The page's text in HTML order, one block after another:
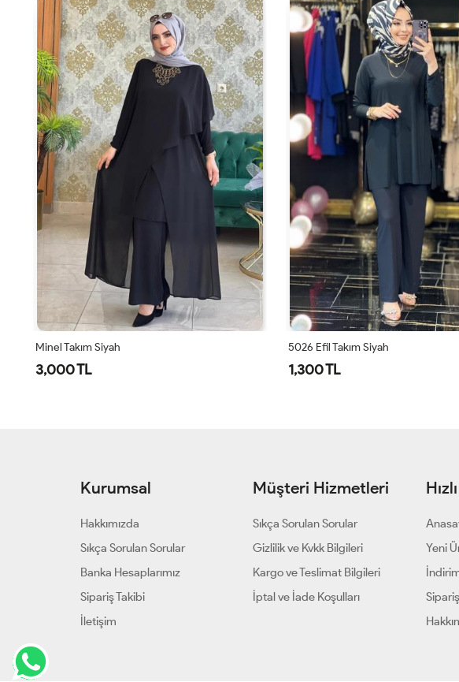
Minel Takım Siyah
3,000 TL
5026 Efil Takım Siyah
1,300 TL
Kurumsal
Hakkımızda
Sıkça Sorulan Sorular
Banka Hesaplarımız
Sipariş Takibi
İletişim
Müşteri Hizmetleri
Sıkça Sorulan Sorular
Gizlilik ve Kvkk Bilgileri
Kargo ve Teslimat Bilgileri
İptal ve İade Koşulları
Yeni